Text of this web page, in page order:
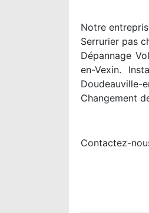
Notre
Serrurier pas
Dépannage
en-Vexin.
Changement
Contactez-